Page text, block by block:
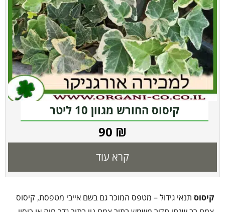
קיסוס החורש מגוון 10 ליטר
90 ₪
קרא עוד
קיסוס תנאי גידול – מטפס המוכר גם בשם אייבי מטפסת, קיסוס